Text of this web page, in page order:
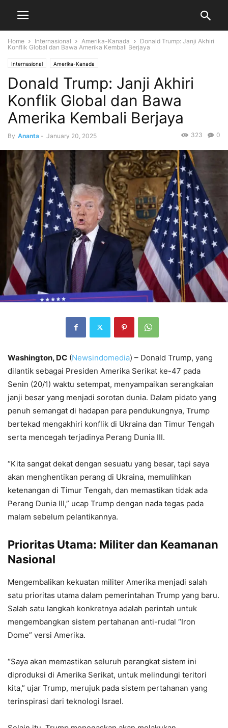
Home Internasional Amerika-Kanada
Donald Trump: Janji Akhiri
Konflik Global dan Bawa Amerika Kembali Berjaya
Internasional Amerika-Kanada
Donald Trump: Janji Akhiri
Konflik Global dan Bawa
Amerika Kembali Berjaya
By Ananta - January 20, 2025 0
323
Washington, DC (Newsindomedia) – Donald Trump, yang
dilantik sebagai Presiden Amerika Serikat ke-47 pada
Senin (20/1) waktu setempat, menyampaikan serangkaian
janji besar yang menjadi sorotan dunia. Dalam pidato yang
penuh semangat di hadapan para pendukungnya, Trump
bertekad mengakhiri konflik di Ukraina dan Timur Tengah
serta mencegah terjadinya Perang Dunia III.
“Kita sangat dekat dengan sesuatu yang besar, tapi saya
akan menghentikan perang di Ukraina, memulihkan
ketenangan di Timur Tengah, dan memastikan tidak ada
Perang Dunia III,” ucap Trump dengan nada tegas pada
malam sebelum pelantikannya.
Prioritas Utama: Militer dan Keamanan
Nasional
Mengembalikan kekuatan militer Amerika menjadi salah
satu prioritas utama dalam pemerintahan Trump yang baru.
Salah satu langkah konkretnya adalah perintah untuk
mengembangkan sistem pertahanan anti-rudal “Iron
Dome” versi Amerika.
“Saya akan memastikan seluruh perangkat sistem ini
diproduksi di Amerika Serikat, untuk melindungi teritori
kita,” ujar Trump, merujuk pada sistem pertahanan yang
terinspirasi dari teknologi Israel.